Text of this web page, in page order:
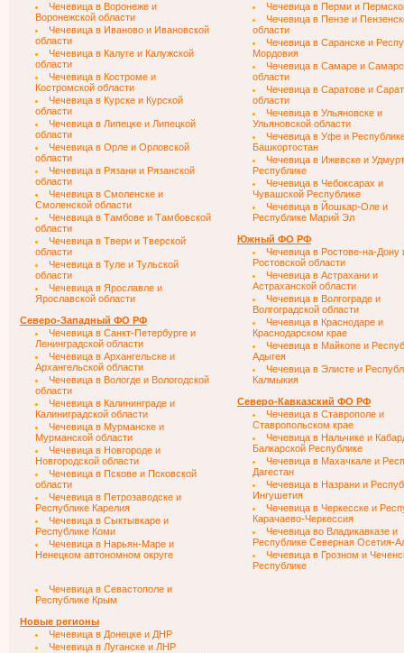
Чечевица в Воронеже и
Воронежской области
Чечевица в Иваново и Ивановской
области
Чечевица в Калуге и Калужской
области
Чечевица в Костроме и
Костромской области
Чечевица в Курске и Курской
области
Чечевица в Липецке и Липецкой
области
Чечевица в Орле и Орловской
области
Чечевица в Рязани и Рязанской
области
Чечевица в Смоленске и
Смоленской области
Чечевица в Тамбове и Тамбовской
области
Чечевица в Твери и Тверской
области
Чечевица в Туле и Тульской
области
Чечевица в Ярославле и
Ярославской области
Северо-Западный ФО РФ
Чечевица в Санкт-Петербурге и
Ленинградской области
Чечевица в Архангельске и
Архангельской области
Чечевица в Вологде и Вологодской
области
Чечевица в Калининграде и
Калиниградской области
Чечевица в Мурманске и
Мурманской области
Чечевица в Новгороде и
Новгородской области
Чечевица в Пскове и Псковской
области
Чечевица в Петрозаводске и
Республике Карелия
Чечевица в Сыктывкаре и
Республике Коми
Чечевица в Нарьян-Маре и
Ненецком автономном округе
Чечевица в Севастополе и
Республике Крым
Новые регионы
Чечевица в Донецке и ДНР
Чечевица в Луганске и ЛНР
Чечевица в Перми и
Чечевица в Пензе и
области
Чечевица в Саранске и
Мордовия
Чечевица в Самаре и
области
Чечевица в Саратове и
области
Чечевица в Ульяновске и
Ульяновской области
Чечевица в Уфе и
Башкортостан
Чечевица в Ижевске и
Республике
Чечевица в Чебоксарах и
Чувашской Республике
Чечевица в Йошкар-Оле и
Республике Марий Эл
Южный ФО РФ
Чечевица в Ростове-на-Дону
Ростовской области
Чечевица в Астрахани и
Астраханской области
Чечевица в Волгограде и
Волгоградской области
Чечевица в Краснодаре и
Краснодарском крае
Чечевица в Майкопе и
Адыгея
Чечевица в Элисте и
Калмыкия
Северо-Кавказский ФО РФ
Чечевица в Ставрополе и
Ставропольском крае
Чечевица в Нальчике и
Балкарской Республике
Чечевица в Махачкале и
Дагестан
Чечевица в Назрани и
Ингушетия
Чечевица в Черкесске и
Карачаево-Черкессия
Чечевица во Владикавказе и
Республике Северная Осетия-
Чечевица в Грозном и
Республике